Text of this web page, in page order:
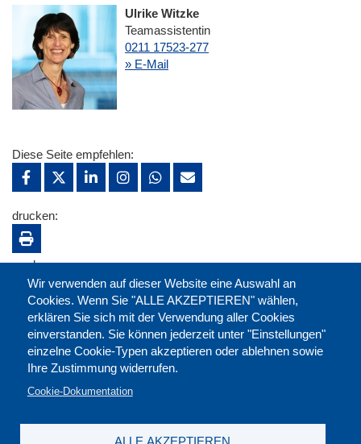
Ulrike Witzke
Teamassistentin
0211 17523-277
» E-Mail
Wir verwenden auf dieser Website eine Auswahl an
Cookies. Wenn Sie "ALLE AKZEPTIEREN" wählen,
erklären Sie sich mit der Verwendung aller Cookies
einverstanden. Sie können jederzeit unter "Einstellungen"
einzelne Cookie-Typen akzeptieren oder ablehnen sowie
Ihre Zustimmung widerrufen.
Cookie-Dokumentation
ALLE AKZEPTIEREN
Diese Seite empfehlen:
drucken:
merken: